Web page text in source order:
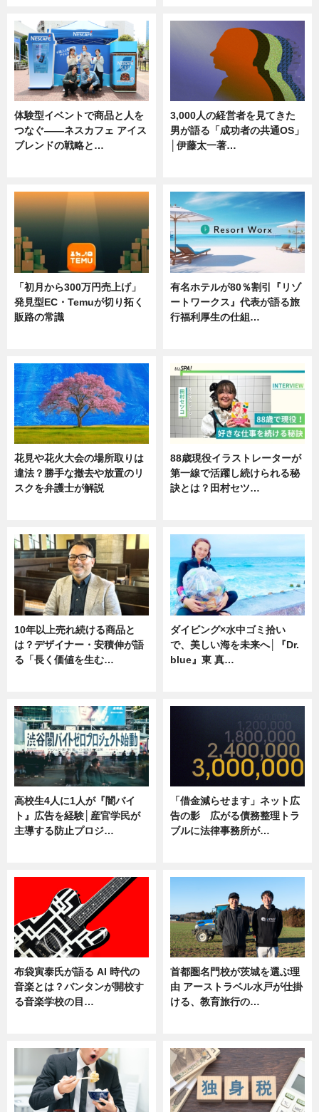
体験型イベントで商品と人を
つなぐ――ネスカフェ アイス
ブレンドの戦略と…
3,000人の経営者を見てきた
男が語る「成功者の共通OS」
│伊藤太一著…
「初月から300万円売上げ」
発見型EC・Temuが切り拓く
販路の常識
有名ホテルが80％割引『リゾ
ートワークス』代表が語る旅
行福利厚生の仕組…
花見や花火大会の場所取りは
違法？勝手な撤去や放置のリ
スクを弁護士が解説
88歳現役イラストレーターが
第一線で活躍し続けられる秘
訣とは？田村セツ…
10年以上売れ続ける商品と
は？デザイナー・安積伸が語
る「長く価値を生む…
ダイビング×水中ゴミ拾い
で、美しい海を未来へ│『Dr.
blue』東 真…
高校生4人に1人が『闇バイ
ト』広告を経験│産官学民が
主導する防止プロジ…
「借金減らせます」ネット広
告の影 広がる債務整理トラ
ブルに法律事務所が…
布袋寅泰氏が語る AI 時代の
音楽とは？バンタンが開校す
る音楽学校の目…
首都圏名門校が茨城を選ぶ理
由 アーストラベル水戸が仕掛
ける、教育旅行の…